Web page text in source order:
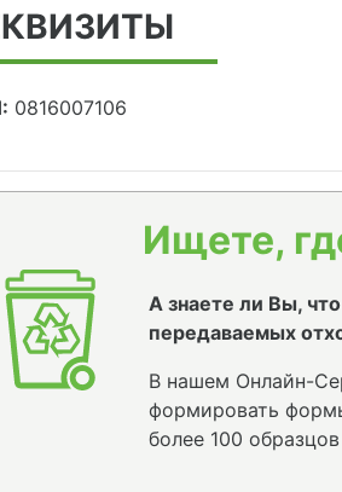
0816007106
Ищете,
А знаете ли Вы,
передаваемых
В нашем Онлайн-
формировать
более 100